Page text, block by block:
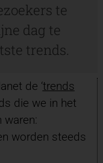
te
dag te
trends.
de ‘trends
die we in het
waren:
worden steeds